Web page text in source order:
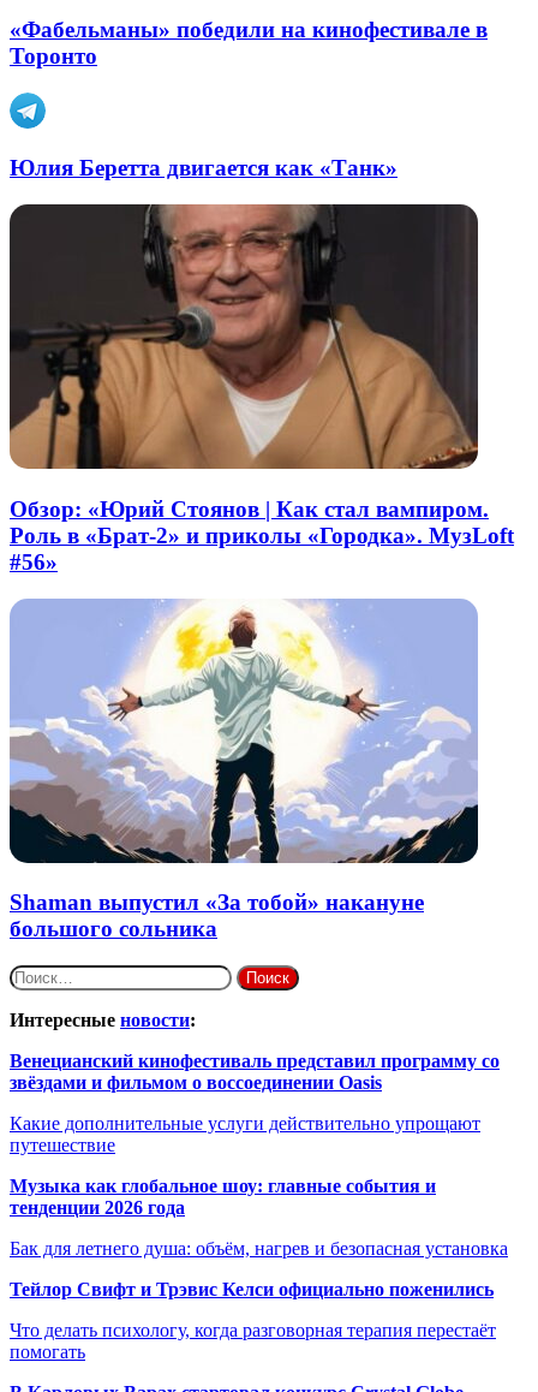
«Фабельманы» победили на кинофестивале в
Торонто
Юлия Беретта двигается как «Танк»
Обзор: «Юрий Стоянов | Как стал вампиром.
Роль в «Брат-2» и приколы «Городка». МузLoft
#56»
Shaman выпустил «За тобой» накануне
большого сольника
Найти:
Интересные новости:
Венецианский кинофестиваль представил программу со
звёздами и фильмом о воссоединении Oasis
Какие дополнительные услуги действительно упрощают
путешествие
Музыка как глобальное шоу: главные события и
тенденции 2026 года
Бак для летнего душа: объём, нагрев и безопасная установка
Тейлор Свифт и Трэвис Келси официально поженились
Что делать психологу, когда разговорная терапия перестаёт
помогать